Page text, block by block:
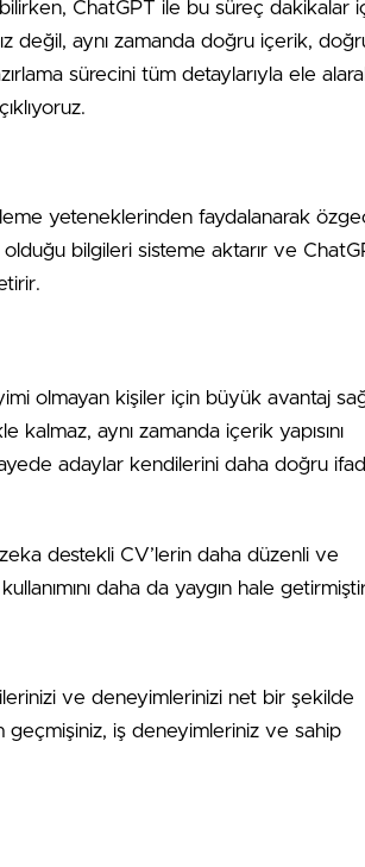
ChatGPT ile bu süreç dakikalar
değil, aynı zamanda doğru içerik,
sürecini tüm detaylarıyla ele
yeteneklerinden faydalanarak
bilgileri sisteme aktarır ve
olmayan kişiler için büyük avantaj
kalmaz, aynı zamanda içerik yapısını
adaylar kendilerini daha doğru
destekli CV’lerin daha düzenli ve
daha da yaygın hale
ve deneyimlerinizi net bir şekilde
geçmişiniz, iş deneyimleriniz ve sahip